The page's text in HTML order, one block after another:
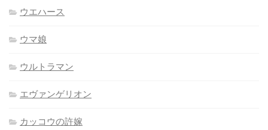
ウエハース
ウマ娘
ウルトラマン
エヴァンゲリオン
カッコウの許嫁